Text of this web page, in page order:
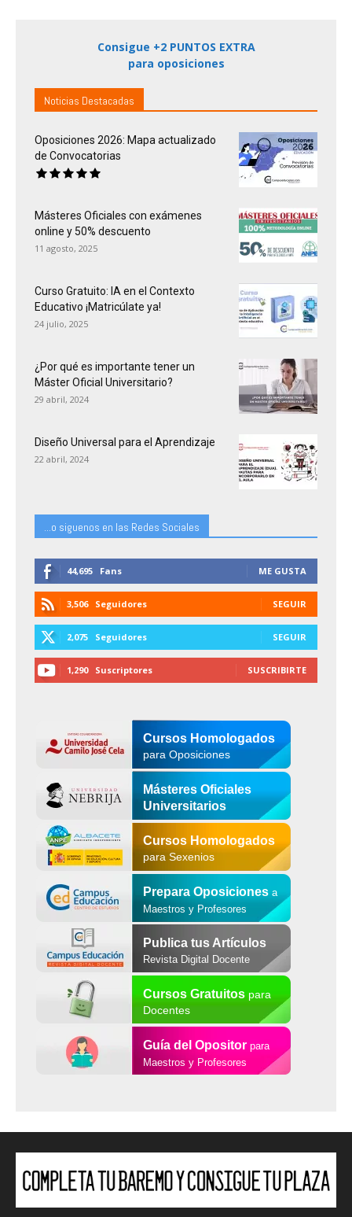
Consigue +2 PUNTOS EXTRA
para oposiciones
Noticias Destacadas
Oposiciones 2026: Mapa actualizado
de Convocatorias
Másteres Oficiales con exámenes
online y 50% descuento
11 agosto, 2025
Curso Gratuito: IA en el Contexto
Educativo ¡Matricúlate ya!
24 julio, 2025
¿Por qué es importante tener un
Máster Oficial Universitario?
29 abril, 2024
Diseño Universal para el Aprendizaje
22 abril, 2024
...o siguenos en las Redes Sociales
44,695 Fans ME GUSTA
3,506 Seguidores SEGUIR
2,075 Seguidores SEGUIR
1,290 Suscriptores SUSCRIBIRTE
Cursos Homologados
para Oposiciones
Másteres Oficiales
Universitarios
Cursos Homologados
para Sexenios
Prepara Oposiciones a
Maestros y Profesores
Publica tus Artículos
Revista Digital Docente
Cursos Gratuitospara
Docentes
Guía del Opositor para
Maestros y Profesores